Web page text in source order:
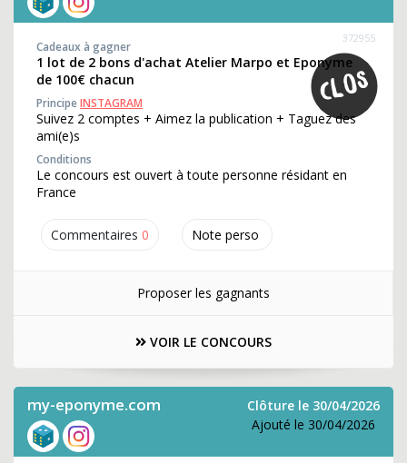
Commentaires 0 Note perso
372955
Cadeaux à gagner
1 lot de 2 bons d'achat Atelier Marpo et Eponyme
de 100€ chacun
PrincipeINSTAGRAM
Suivez 2 comptes + Aimez la publication + Taguez des
ami(e)s
Conditions
Le concours est ouvert à toute personne résidant en
France
Proposer les gagnants
VOIR LE CONCOURS
my-eponyme.com
Clôture le 30/04/2026
Ajouté le 30/04/2026